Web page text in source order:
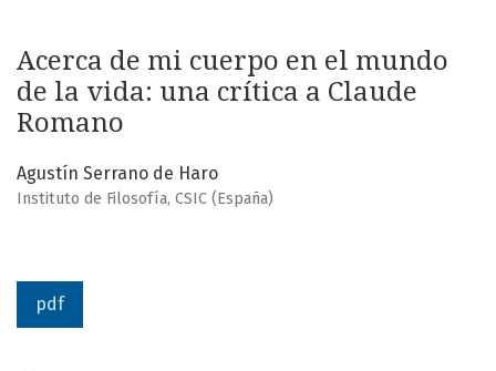
Acerca de mi cuerpo en el mundo
de la vida: una crítica a Claude
Romano
Agustín Serrano de Haro
Instituto de Filosofía, CSIC (España)
pdf